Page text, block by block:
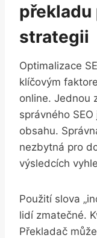
⁤překladu​
strategii
Optimalizace⁣
⁣klíčovým
‍online. Jednou
správného
obsahu.
nezbytná pro‍
výsledcích
Použití slova
lidí zmatečné.
Překladač